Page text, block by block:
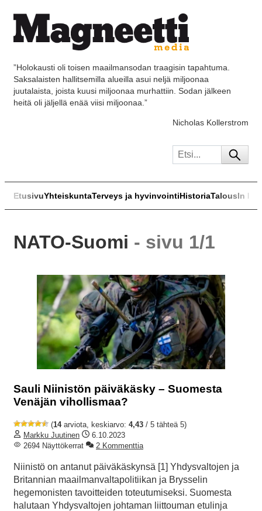
”Holokausti oli toisen maailmansodan traagisin tapahtuma.
Saksalaisten hallitsemilla alueilla asui neljä miljoonaa
juutalaista, joista kuusi miljoonaa murhattiin. Sodan jälkeen
heitä oli jäljellä enää viisi miljoonaa.”
Nicholas Kollerstrom
EtusivuYhteiskuntaTerveys ja hyvinvointiHistoriaTalousIn
NATO-Suomi - sivu 1/1
Sauli Niinistön päiväkäsky – Suomesta
Venäjän vihollismaa?
(14arviota, keskiarvo: 4,43 / 5 tähteä 5)
Markku Juutinen
6.10.2023
2694 Näyttökerrat
2 Kommenttia
Niinistö on antanut päiväkäskynsä [1] Yhdysvaltojen ja
Britannian maailmanvaltapolitiikan ja Brysselin
hegemonisten tavoitteiden toteutumiseksi. Suomesta
halutaan Yhdysvaltojen johtaman liittouman etulinja